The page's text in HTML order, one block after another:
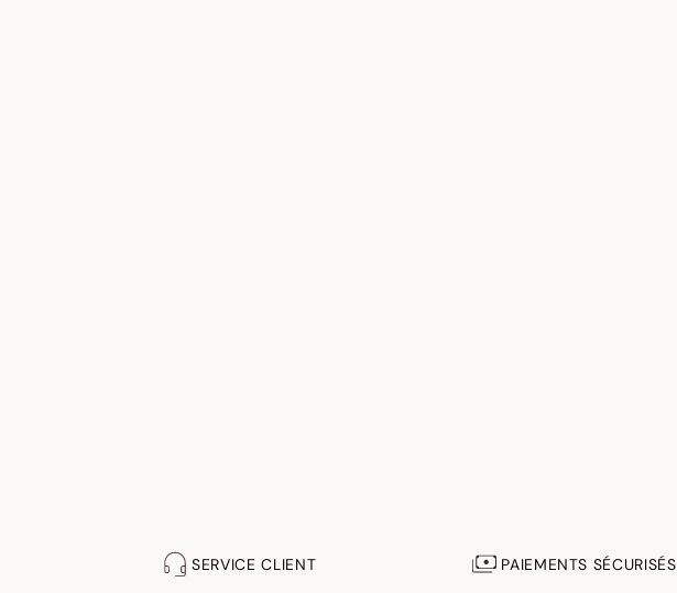
SERVICE CLIENT PAIEMENTS SÉCURISÉS